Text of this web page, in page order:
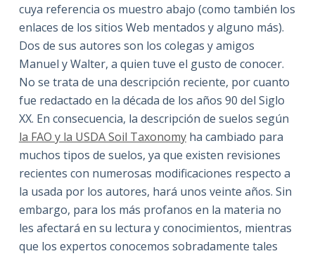
cuya referencia os muestro abajo (como también los
enlaces de los sitios Web mentados y alguno más).
Dos de sus autores son los colegas y amigos
Manuel y Walter, a quien tuve el gusto de conocer.
No se trata de una descripción reciente, por cuanto
fue redactado en la década de los años 90 del Siglo
XX. En consecuencia, la descripción de suelos según
la FAO y la USDA Soil Taxonomyha cambiado para
muchos tipos de suelos, ya que existen revisiones
recientes con numerosas modificaciones respecto a
la usada por los autores, hará unos veinte años. Sin
embargo, para los más profanos en la materia no
les afectará en su lectura y conocimientos, mientras
que los expertos conocemos sobradamente tales